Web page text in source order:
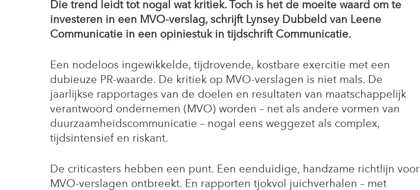
Die trend leidt tot nogal wat kritiek. Toch is het de moeite waard om te
investeren in een MVO-verslag, schrijft Lynsey Dubbeld van Leene
Communicatie in een opiniestuk in tijdschrift Communicatie.
Een nodeloos ingewikkelde, tijdrovende, kostbare exercitie met een
dubieuze PR-waarde. De kritiek op MVO-verslagen is niet mals. De
jaarlijkse rapportages van de doelen en resultaten van maatschappelijk
verantwoord ondernemen (MVO) worden – net als andere vormen van
duurzaamheidscommunicatie – nogal eens weggezet als complex,
tijdsintensief en riskant.
De criticasters hebben een punt. Een eenduidige, handzame richtlijn voor
MVO-verslagen ontbreekt. En rapporten tjokvol juichverhalen – met